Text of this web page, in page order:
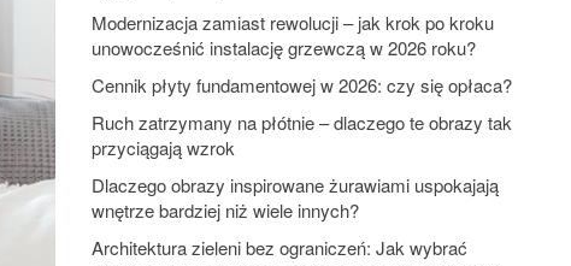
Modernizacja zamiast rewolucji – jak krok po kroku
unowocześnić instalację grzewczą w 2026 roku?
Cennik płyty fundamentowej w 2026: czy się opłaca?
Ruch zatrzymany na płótnie – dlaczego te obrazy tak
przyciągają wzrok
Dlaczego obrazy inspirowane żurawiami uspokajają
wnętrze bardziej niż wiele innych?
Architektura zieleni bez ograniczeń: Jak wybrać